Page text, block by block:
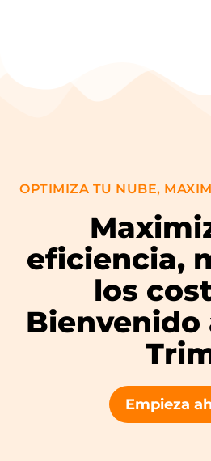
OPTIMIZA TU NUBE,
eficiencia,
los
Bienvenido
Empieza